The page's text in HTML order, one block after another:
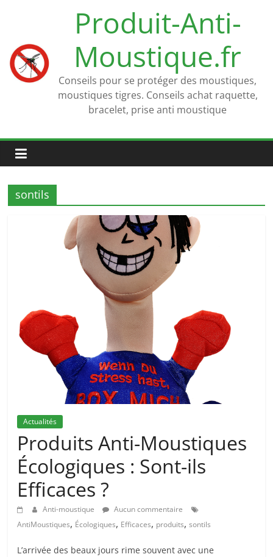
Produit-Anti-
Moustique.fr
Conseils pour se protéger des moustiques,
moustiques tigres. Conseils achat raquette,
bracelet, prise anti moustique
sontils
Actualités
Produits Anti-Moustiques
Écologiques : Sont-ils
Efficaces ?
Anti-moustique
Aucun commentaire
AntiMoustiques, Écologiques, Efficaces, produits,sontils
L’arrivée des beaux jours rime souvent avec une